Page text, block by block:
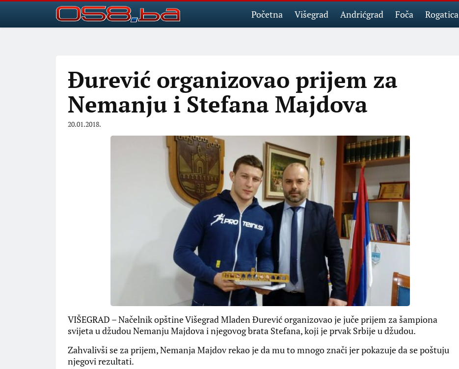
Početna Višegrad Andrićgrad Foča Rogatica
Đurević organizovao prijem za
Nemanju i Stefana Majdova
20.01.2018.
VIŠEGRAD – Načelnik opštine Višegrad Mladen Đurević organizovao je juče prijem za šampiona
svijeta u džudou Nemanju Majdova i njegovog brata Stefana, koji je prvak Srbije u džudou.
Zahvalivši se za prijem, Nemanja Majdov rekao je da mu to mnogo znači jer pokazuje da se poštuju
njegovi rezultati.